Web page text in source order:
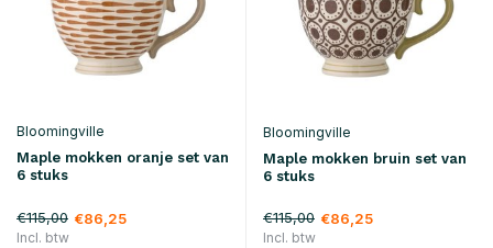
Bloomingville
Maple mokken oranje set van
6 stuks
€115,00 €86,25
Incl. btw
Bloomingville
Maple mokken bruin set van
6 stuks
€115,00 €86,25
Incl. btw